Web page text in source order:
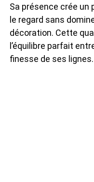
Sa présence crée
le regard sans
décoration. Cette
l’équilibre parfait
finesse de ses lignes.